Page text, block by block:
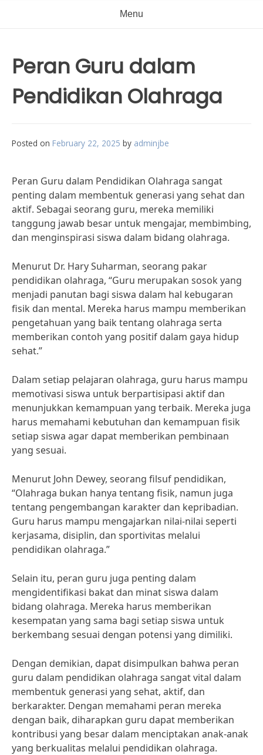
Menu
Peran Guru dalam
Pendidikan Olahraga
Posted on February 22, 2025 by adminjbe
Peran Guru dalam Pendidikan Olahraga sangat
penting dalam membentuk generasi yang sehat dan
aktif. Sebagai seorang guru, mereka memiliki
tanggung jawab besar untuk mengajar, membimbing,
dan menginspirasi siswa dalam bidang olahraga.
Menurut Dr. Hary Suharman, seorang pakar
pendidikan olahraga, “Guru merupakan sosok yang
menjadi panutan bagi siswa dalam hal kebugaran
fisik dan mental. Mereka harus mampu memberikan
pengetahuan yang baik tentang olahraga serta
memberikan contoh yang positif dalam gaya hidup
sehat.”
Dalam setiap pelajaran olahraga, guru harus mampu
memotivasi siswa untuk berpartisipasi aktif dan
menunjukkan kemampuan yang terbaik. Mereka juga
harus memahami kebutuhan dan kemampuan fisik
setiap siswa agar dapat memberikan pembinaan
yang sesuai.
Menurut John Dewey, seorang filsuf pendidikan,
“Olahraga bukan hanya tentang fisik, namun juga
tentang pengembangan karakter dan kepribadian.
Guru harus mampu mengajarkan nilai-nilai seperti
kerjasama, disiplin, dan sportivitas melalui
pendidikan olahraga.”
Selain itu, peran guru juga penting dalam
mengidentifikasi bakat dan minat siswa dalam
bidang olahraga. Mereka harus memberikan
kesempatan yang sama bagi setiap siswa untuk
berkembang sesuai dengan potensi yang dimiliki.
Dengan demikian, dapat disimpulkan bahwa peran
guru dalam pendidikan olahraga sangat vital dalam
membentuk generasi yang sehat, aktif, dan
berkarakter. Dengan memahami peran mereka
dengan baik, diharapkan guru dapat memberikan
kontribusi yang besar dalam menciptakan anak-anak
yang berkualitas melalui pendidikan olahraga.